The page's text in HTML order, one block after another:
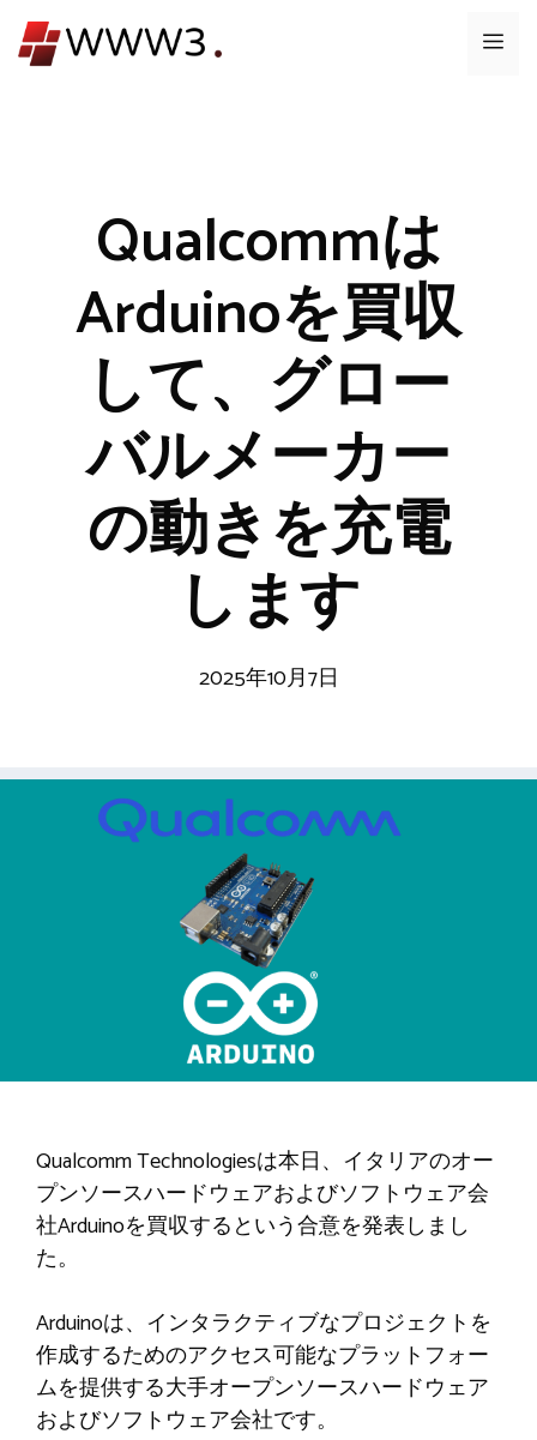
ン
メ
Qualcommは
Arduinoを買収
して、グロー
バルメーカー
の動きを充電
します
2025年10月7日
Qualcomm Technologiesは本日、イタリアのオー
プンソースハードウェアおよびソフトウェア会
社Arduinoを買収するという合意を発表しまし
た。
Arduinoは、インタラクティブなプロジェクトを
作成するためのアクセス可能なプラットフォー
ムを提供する大手オープンソースハードウェア
およびソフトウェア会社です。